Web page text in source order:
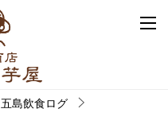
五島飲食ログ